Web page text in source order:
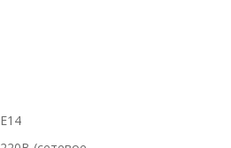
E14